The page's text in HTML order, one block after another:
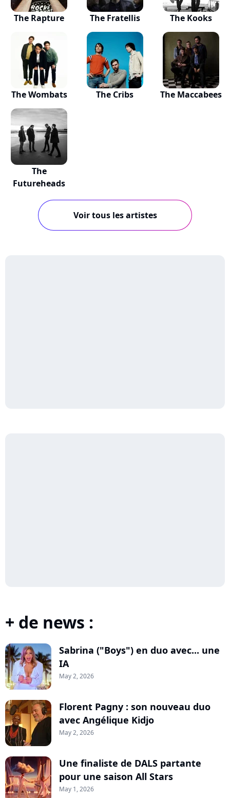
The Rapture The Fratellis The Kooks
The Wombats The Cribs The Maccabees
The
Futureheads
Voir tous les artistes
+ de news :
Sabrina ("Boys") en duo avec... une
IA
May 2, 2026
Florent Pagny : son nouveau duo
avec Angélique Kidjo
May 2, 2026
Une finaliste de DALS partante
pour une saison All Stars
May 1, 2026